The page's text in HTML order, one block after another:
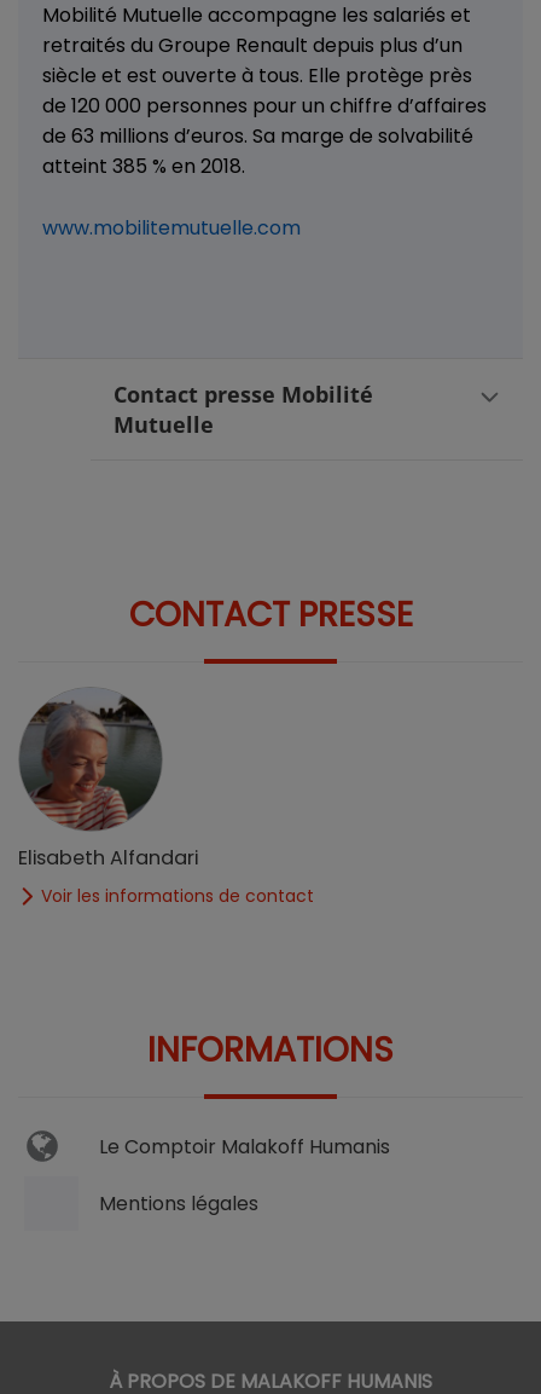
Mobilité Mutuelle accompagne les salariés et
retraités du Groupe Renault depuis plus d’un
siècle et est ouverte à tous. Elle protège près
de 120 000 personnes pour un chiffre d’affaires
de 63 millions d’euros. Sa marge de solvabilité
atteint 385 % en 2018.
www.mobilitemutuelle.com
Contact presse Mobilité
Mutuelle
CONTACT PRESSE
Elisabeth Alfandari
Voir les informations de contact
INFORMATIONS
Le Comptoir Malakoff Humanis
Mentions légales
À PROPOS DE MALAKOFF HUMANIS